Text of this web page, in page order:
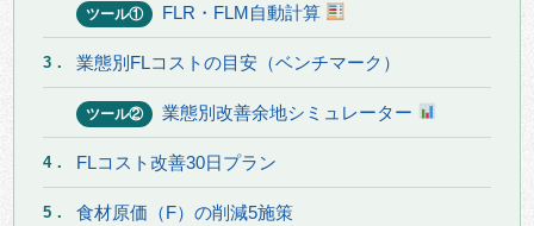
ツール① FLR・FLM自動計算
3． 業態別FLコストの目安（ベンチマーク）
ツール② 業態別改善余地シミュレーター
4． FLコスト改善30日プラン
5． 食材原価（F）の削減5施策